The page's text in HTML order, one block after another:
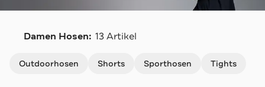
Damen Hosen: 13 Artikel
Outdoorhosen Shorts Sporthosen Tights